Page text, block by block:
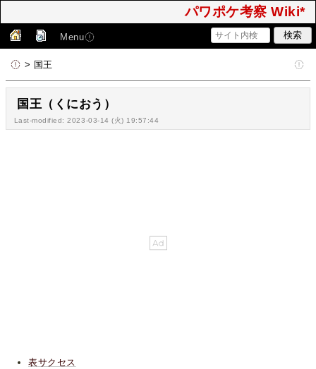
パワポケ考察 Wiki*
Menu
> 国王
国王（くにおう）
Last-modified: 2023-03-14 (火) 19:57:44
表サクセス